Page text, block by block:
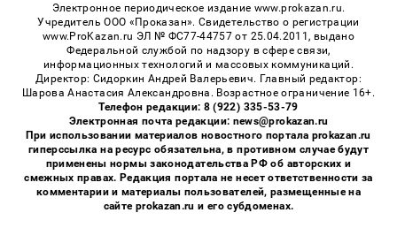
Электронное периодическое издание www.prokazan.ru.
Учредитель ООО «Проказан». Cвидетельство о регистрации
www.ProKazan.ru ЭЛ № ФС77-44757 от 25.04.2011, выдано
Федеральной службой по надзору в сфере связи,
информационных технологий и массовых коммуникаций.
Директор: Сидоркин Андрей Валерьевич. Главный редактор:
Шарова Анастасия Александровна. Возрастное ограничение 16+.
Телефон редакции: 8 (922) 335-53-79
Электронная почта редакции: news@prokazan.ru
При использовании материалов новостного портала prokazan.ru
гиперссылка на ресурс обязательна, в противном случае будут
применены нормы законодательства РФ об авторских и
смежных правах. Редакция портала не несет ответственности за
комментарии и материалы пользователей, размещенные на
сайте prokazan.ru и его субдоменах.